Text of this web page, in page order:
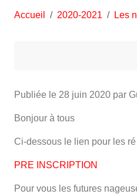
Accueil 2020-2021 Les
Publiée le 28 juin 2020 par
Bonjour à tous
Ci-dessous le lien pour les
PRE INSCRIPTION
Pour vous les futures